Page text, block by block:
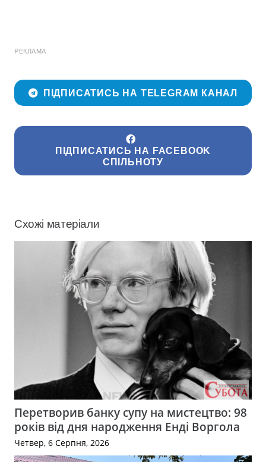
РЕКЛАМА
ПІДПИСАТИСЬ НА TELEGRAM КАНАЛ
ПІДПИСАТИСЬ НА FACEBOOK
СПІЛЬНОТУ
Схожі матеріали
Перетворив банку супу на мистецтво: 98
років від дня народження Енді Воргола
Четвер, 6 Серпня, 2026